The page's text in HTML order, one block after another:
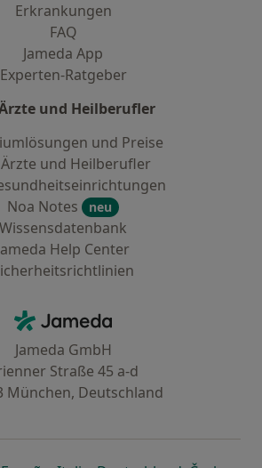
Erkrankungen
FAQ
Jameda App
Experten-Ratgeber
und Heilberufler
und Preise
und Heilberufler
Noa Notes
neu
Wissensdatenbank
Help Center
Jameda - Startseite
Jameda GmbH
Straße 45 a-d
München, Deutschland